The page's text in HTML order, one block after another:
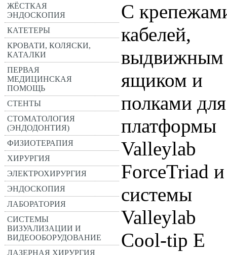
ЖЁСТКАЯ
ЭНДОСКОПИЯ
КАТЕТЕРЫ
КРОВАТИ, КОЛЯСКИ,
КАТАЛКИ
ПЕРВАЯ
МЕДИЦИНСКАЯ
ПОМОЩЬ
СТЕНТЫ
СТОМАТОЛОГИЯ
(ЭНДОДОНТИЯ)
ФИЗИОТЕРАПИЯ
ХИРУРГИЯ
ЭЛЕКТРОХИРУРГИЯ
ЭНДОСКОПИЯ
ЛАБОРАТОРИЯ
СИСТЕМЫ
ВИЗУАЛИЗАЦИИ И
ВИДЕООБОРУДОВАНИЕ
ЛАЗЕРНАЯ ХИРУРГИЯ
С
кабелей,
выдвижным
ящиком и
полками для
платформы
Valleylab
ForceTriad и
системы
Valleylab
Cool-tip E